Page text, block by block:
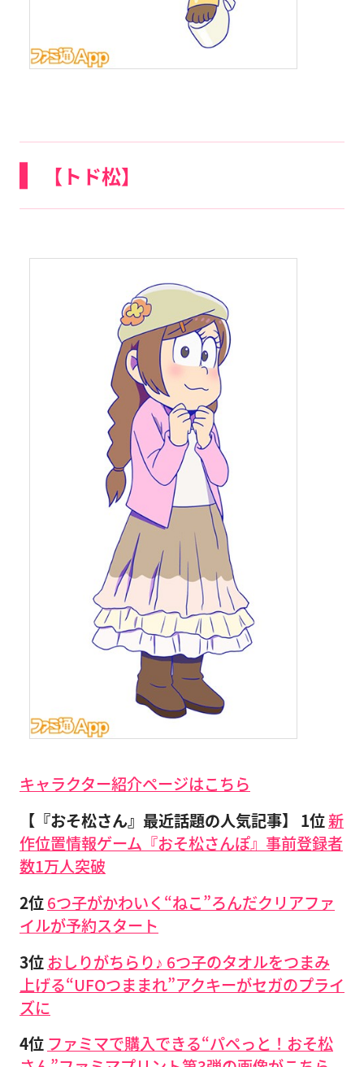
【トド松】
キャラクター紹介ページはこちら
【『おそ松さん』最近話題の人気記事】 1位新
作位置情報ゲーム『おそ松さんぽ』事前登録者
数1万人突破
2位6つ子がかわいく“ねこ”ろんだクリアファ
イルが予約スタート
3位おしりがちらり♪ 6つ子のタオルをつまみ
上げる“UFOつままれ”アクキーがセガのプライ
ズに
4位 ファミマで購入できる“パペっと！おそ松